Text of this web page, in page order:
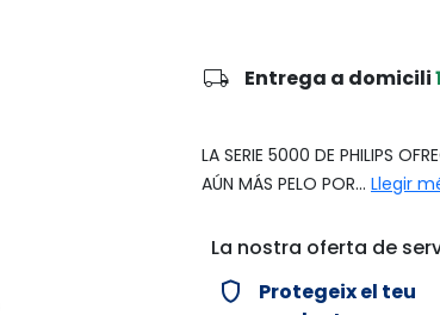
local_shipping Entrega a domicili
LA SERIE 5000 DE PHILIPS
AÚN MÁS PELO POR... Llegir
La nostra oferta de
verified_user
Protegeix el teu